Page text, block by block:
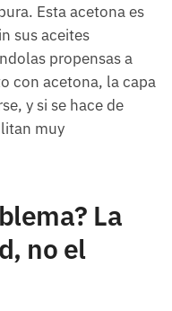
Esta acetona es
sus aceites
propensas a
con acetona, la capa
y si se hace de
muy
La
no el